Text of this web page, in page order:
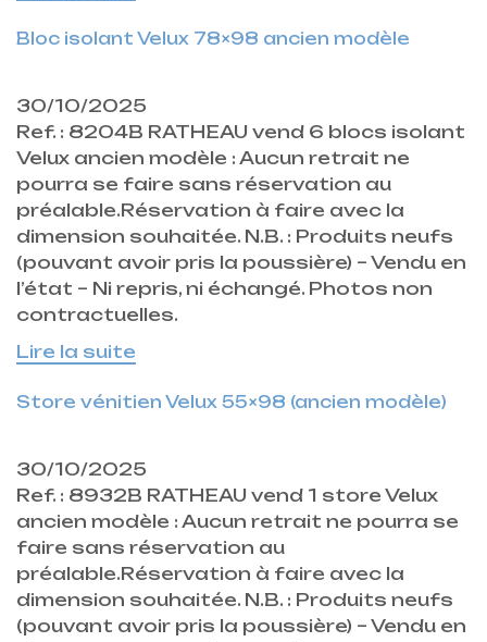
Bloc isolant Velux 78×98 ancien modèle
30/10/2025
Ref. : 8204B RATHEAU vend 6 blocs isolant
Velux ancien modèle : Aucun retrait ne
pourra se faire sans réservation au
préalable.Réservation à faire avec la
dimension souhaitée. N.B. : Produits neufs
(pouvant avoir pris la poussière) – Vendu en
l’état – Ni repris, ni échangé. Photos non
contractuelles.
Lire la suite
Store vénitien Velux 55×98 (ancien modèle)
30/10/2025
Ref. : 8932B RATHEAU vend 1 store Velux
ancien modèle : Aucun retrait ne pourra se
faire sans réservation au
préalable.Réservation à faire avec la
dimension souhaitée. N.B. : Produits neufs
(pouvant avoir pris la poussière) – Vendu en